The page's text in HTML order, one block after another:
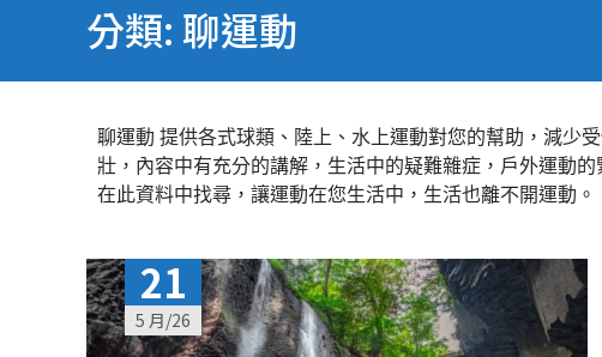
分類: 聊運動
聊運動 提供各式球類、陸上、水上運動對您的幫助，減少
壯，內容中有充分的講解，生活中的疑難雜症，戶外運動
在此資料中找尋，讓運動在您生活中，生活也離不開運動。
21
5 月/26